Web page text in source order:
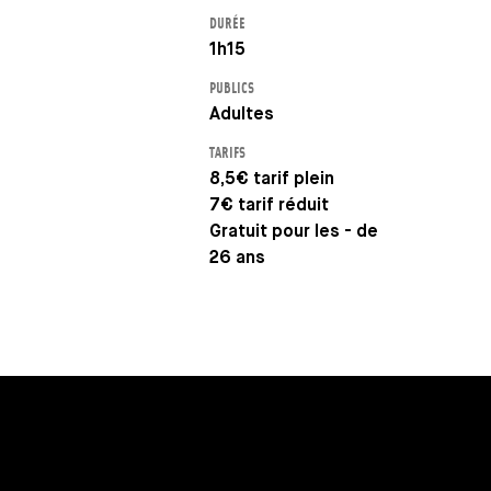
DURÉE
1h15
PUBLICS
Adultes
TARIFS
8,5€ tarif plein
7€ tarif réduit
Gratuit pour les - de
26 ans